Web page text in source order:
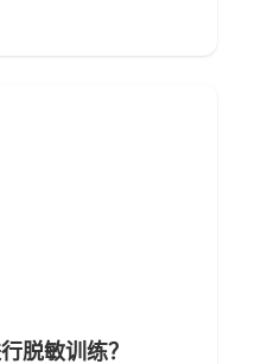
脱敏训练？